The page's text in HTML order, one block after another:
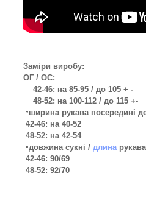
Заміри виробу:
ОГ / ОС:
42-46: на 85-95 / до 105 + -
48-52: на 100-112 / до 115 +-
▫️ширина рукава посередині
42-46: на 40-52
48-52: на 42-54
▫️довжина сукні / длина
42-46: 90/69
48-52: 92/70